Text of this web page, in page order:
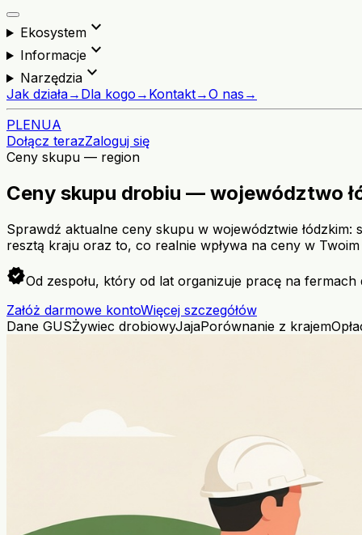
Ekosystemexpand_more
Informacjeexpand_more
Narzędziaexpand_more
Jak działa→ Dla kogo → Kontakt→O nas →
PLENUA
Dołącz terazZaloguj się
Ceny skupu — region
Ceny skupu drobiu — województwo
Sprawdź aktualne ceny skupu w województwie
resztą kraju oraz to, co realnie wpływa na ceny w Twoim
verifiedOd zespołu, który od lat organizuje pracę na fermach
Załóż darmowe kontoWięcej szczegółów
Dane GUSŻywiec drobiowyJajaPorównanie z krajem